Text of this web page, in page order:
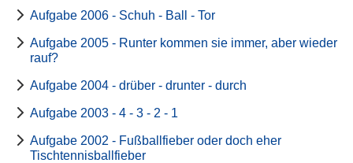
Aufgabe 2006 - Schuh - Ball - Tor
Aufgabe 2005 - Runter kommen sie immer, aber wieder
rauf?
Aufgabe 2004 - drüber - drunter - durch
Aufgabe 2003 - 4 - 3 - 2 - 1
Aufgabe 2002 - Fußballfieber oder doch eher
Tischtennisballfieber